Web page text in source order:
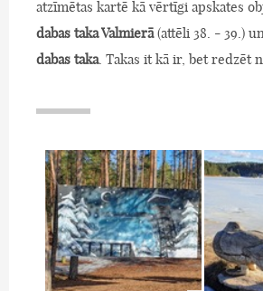
atzīmētas kartē kā vērtīgi apskates
dabas taka Valmierā(attēli 38. - 39.)
dabas taka. Takas it kā ir, bet redzēt